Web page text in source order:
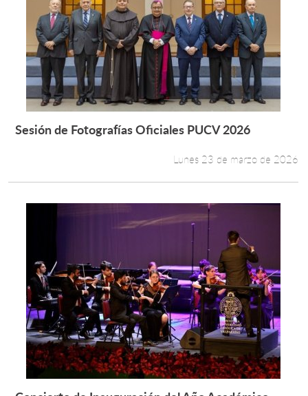
Leer más +
Sesión de Fotografías Oficiales PUCV 2026
Lunes 23 de marzo de 2026